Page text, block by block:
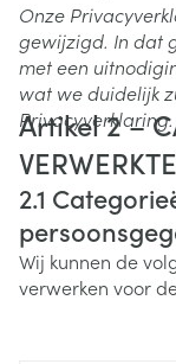
Onze
gewijzigd. In dat
met een
wat we duidelijk
Privacyverklaring.
Artikel 2 –
2.1
Wij kunnen de
verwerken voor